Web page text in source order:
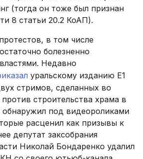
(тогда он тоже был признан
8 статьи 20.2 КоАП).
в том числе
болезненно
Недавно
уральскому изданию Е1
стримов, сделанных во
строительства храма в
обнаружил под видеороликами
расценил как призывы к
депутат заксобрания
Николай Бондаренко удалил